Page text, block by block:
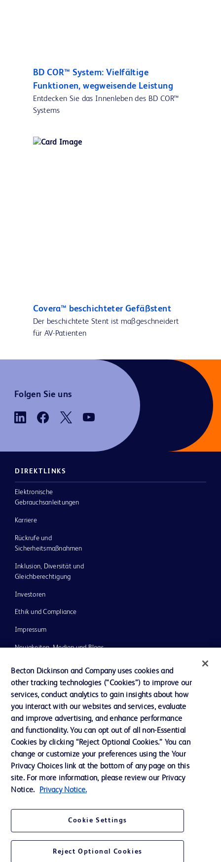
BD COR™ System: Vielfältige
Funktionen, wegweisende Leistung
Entdecken Sie das Innenleben des BD COR™
Systems
Covera™ beschichteter Gefäßstent
Der beschichtete Stent ist maßgeschneidert
für AV-Patienten
Folgen Sie uns
DIREKTLINKS
Elektronische
Gebrauchsanleitungen
Karriere
Rückrufe und
Sicherheitsmaßnahmen
Inklusion, Diversität und
Gleichberechtigung
Investoren
Ethik und Compliance
Impressum
Neuigkeiten, Medien und Blogs
Unser Unternehmen
AGB
Kontaktieren Sie uns
Cookie-Einstellungen
Datenschutz
Nutzungsbedingungen
© 2026 BD. Alle Rechte vorbehalten. BD und das BD-Logo sind Marken von
Becton Dickinson and Company uses cookies and
other tracking technologies (“Cookies”) to improve our
services, conduct analytics to gain insights about how
you interact with our websites and services, evaluate
and improve advertising, and enhance performance
and functionality. You can opt out of all non-Essential
Cookies by clicking “Reject Optional Cookies.” You can
change or customize your preferences using the Your
Privacy Choices link at the bottom of any page on this
site. For more information, please review our Privacy
Notice.
Privacy Notice.
Cookie Settings
Reject Optional Cookies